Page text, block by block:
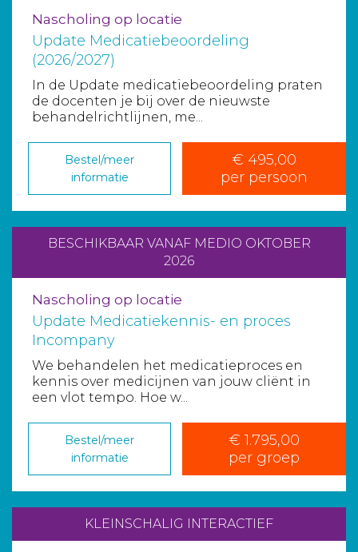
Nascholing op locatie
Update Medicatiebeoordeling
(2026/2027)
In de Update medicatiebeoordeling praten
de docenten je bij over de nieuwste
behandelrichtlijnen, me...
Bestel/meer
informatie
€ 495,00
per persoon
BESCHIKBAAR VANAF MEDIO OKTOBER
2026
Nascholing op locatie
Update Medicatiekennis- en proces
Incompany
We behandelen het medicatieproces en
kennis over medicijnen van jouw cliënt in
een vlot tempo. Hoe w...
Bestel/meer
informatie
€ 1.795,00
per groep
KLEINSCHALIG INTERACTIEF